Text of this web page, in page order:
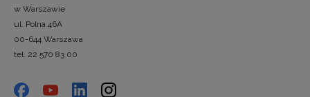
w Warszawie
ul. Polna 46A
00-644 Warszawa
tel. 22 570 83 00